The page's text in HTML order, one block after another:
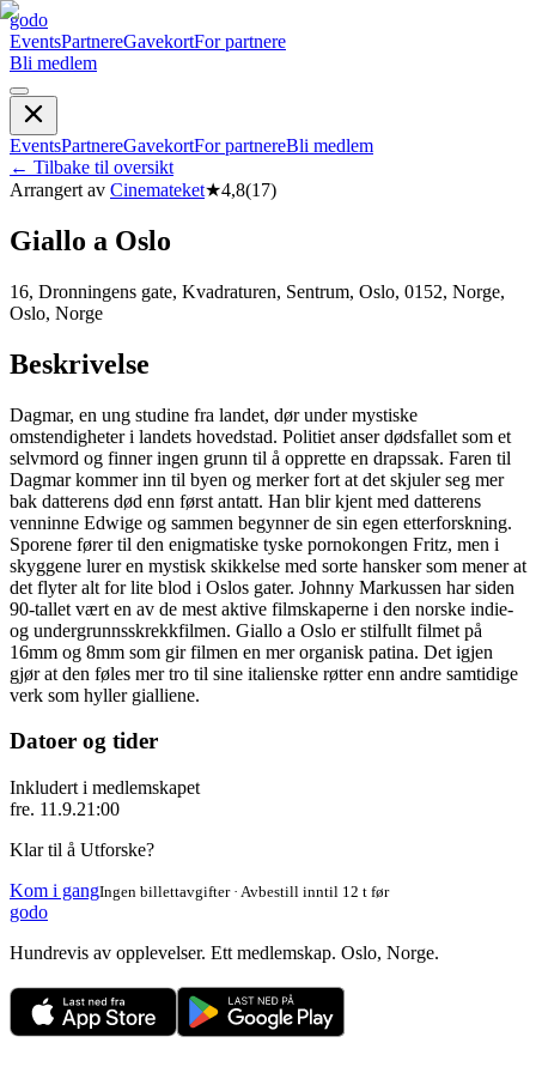
godo
EventsPartnereGavekortFor partnere
Bli medlem
EventsPartnereGavekortFor partnereBli medlem
← Tilbake til oversikt
Arrangert av Cinemateket★4,8(17)
Giallo a Oslo
16, Dronningens gate, Kvadraturen, Sentrum, Oslo, 0152, Norge,
Oslo, Norge
Beskrivelse
Dagmar, en ung studine fra landet, dør under mystiske
omstendigheter i landets hovedstad. Politiet anser dødsfallet som et
selvmord og finner ingen grunn til å opprette en drapssak. Faren til
Dagmar kommer inn til byen og merker fort at det skjuler seg mer
bak datterens død enn først antatt. Han blir kjent med datterens
venninne Edwige og sammen begynner de sin egen etterforskning.
Sporene fører til den enigmatiske tyske pornokongen Fritz, men i
skyggene lurer en mystisk skikkelse med sorte hansker som mener at
det flyter alt for lite blod i Oslos gater. Johnny Markussen har siden
90-tallet vært en av de mest aktive filmskaperne i den norske indie-
og undergrunnsskrekkfilmen. Giallo a Oslo er stilfullt filmet på
16mm og 8mm som gir filmen en mer organisk patina. Det igjen
gjør at den føles mer tro til sine italienske røtter enn andre samtidige
verk som hyller gialliene.
Datoer og tider
Inkludert i medlemskapet
fre. 11.9.21:00
Klar til å Utforske?
Kom i gangIngen billettavgifter · Avbestill inntil 12 t før
godo
Hundrevis av opplevelser. Ett medlemskap. Oslo, Norge.